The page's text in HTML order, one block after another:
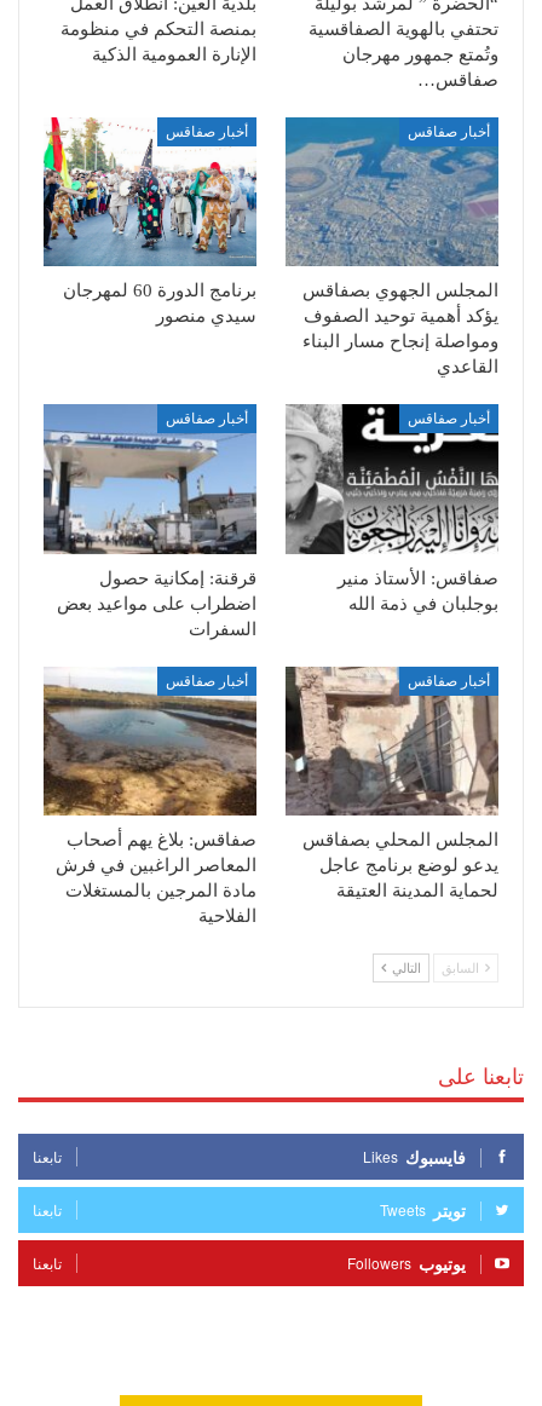
“الحضرة ” لمرشد بوليلة
تحتفي بالهوية الصفاقسية
وتُمتع جمهور مهرجان
صفاقس…
بلدية العين: انطلاق العمل
بمنصة التحكم في منظومة
الإنارة العمومية الذكية
أخبار صفاقس
المجلس الجهوي بصفاقس
يؤكد أهمية توحيد الصفوف
ومواصلة إنجاح مسار البناء
القاعدي
أخبار صفاقس
برنامج الدورة 60 لمهرجان
سيدي منصور
أخبار صفاقس
صفاقس: الأستاذ منير
بوجلبان في ذمة الله
أخبار صفاقس
قرقنة: إمكانية حصول
اضطراب على مواعيد بعض
السفرات
أخبار صفاقس
المجلس المحلي بصفاقس
يدعو لوضع برنامج عاجل
لحماية المدينة العتيقة
أخبار صفاقس
صفاقس: بلاغ يهم أصحاب
المعاصر الراغبين في فرش
مادة المرجين بالمستغلات
الفلاحية
السابق التالي
تابعنا على
فايسبوك Likes تابعنا
تويتر Tweets تابعنا
يوتيوب Followers تابعنا